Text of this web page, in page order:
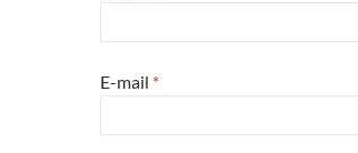
E-mail *